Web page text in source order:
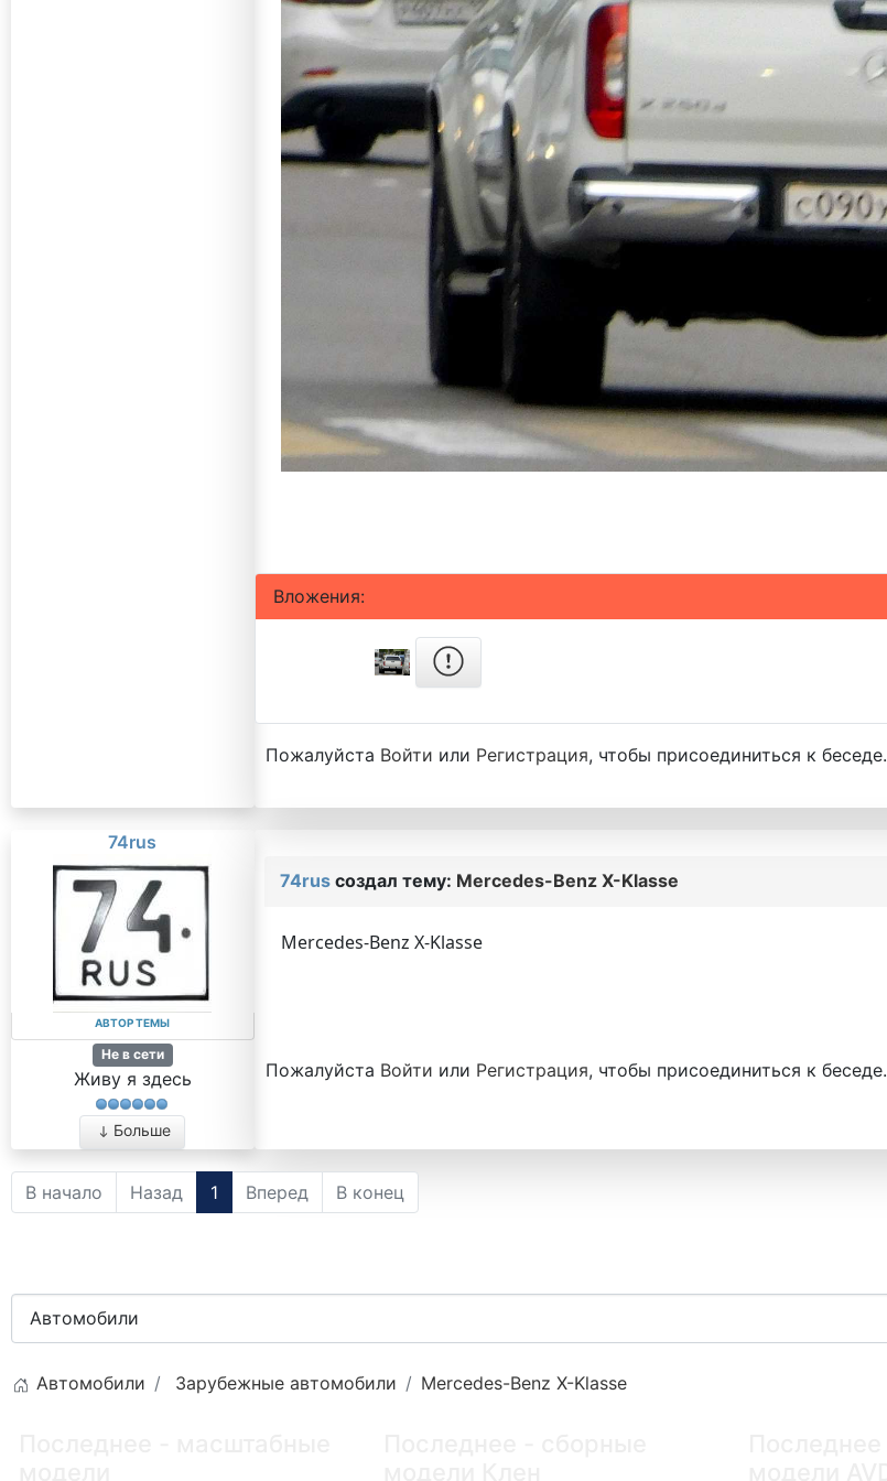
Вложения:
Пожалуйста Войти или Регистрация, чтобы присоединиться к беседе.
74rus
АВТОР ТЕМЫ
Не в сети
Живу я здесь
Больше
74rusсоздал тему: Mercedes-Benz X-Klasse
Mercedes-Benz X-Klasse
Пожалуйста Войти или Регистрация, чтобы присоединиться к беседе.
В начало Назад 1 Вперед В конец
Автомобили Зарубежные автомобили Mercedes-Benz X-Klasse